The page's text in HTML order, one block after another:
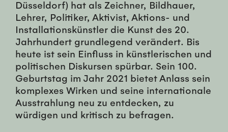
Düsseldorf) hat als Zeichner, Bildhauer,
Lehrer, Politiker, Aktivist, Aktions- und
Installationskünstler die Kunst des 20.
Jahrhundert grundlegend verändert. Bis
heute ist sein Einfluss in künstlerischen und
politischen Diskursen spürbar. Sein 100.
Geburtstag im Jahr 2021 bietet Anlass sein
komplexes Wirken und seine internationale
Ausstrahlung neu zu entdecken, zu
würdigen und kritisch zu befragen.